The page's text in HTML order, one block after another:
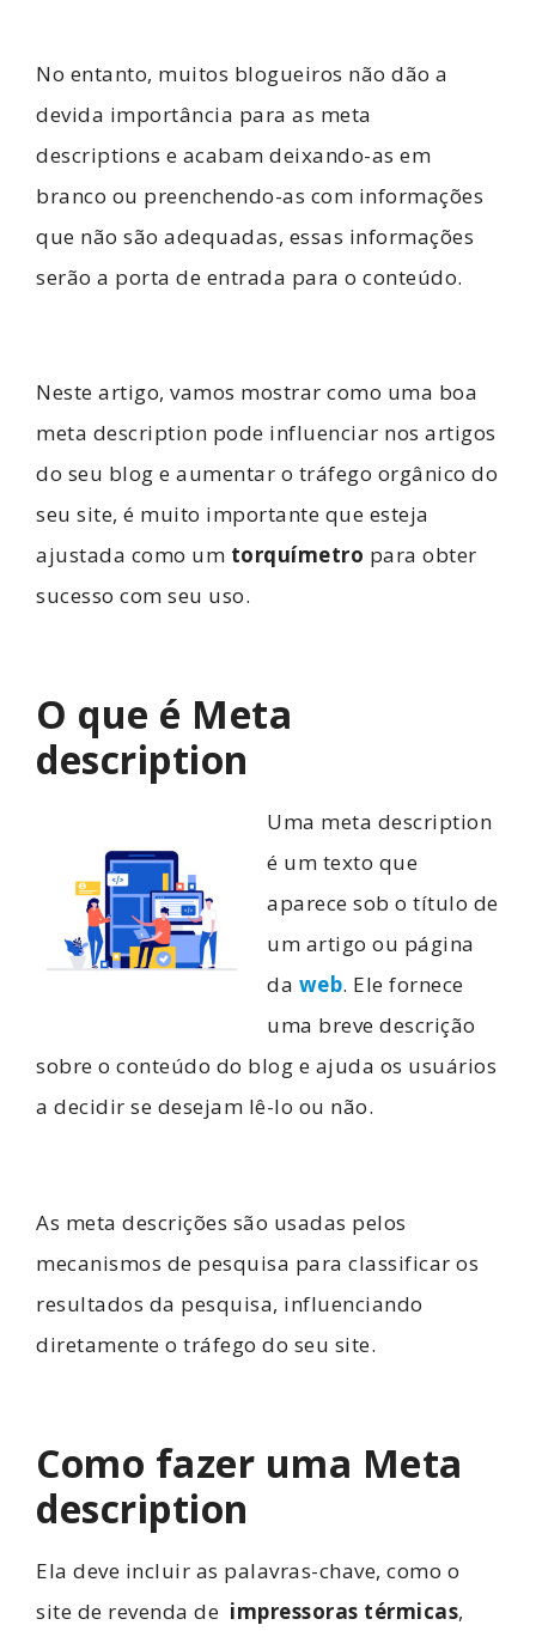
No entanto, muitos blogueiros não dão a
devida importância para as meta
descriptions e acabam deixando-as em
branco ou preenchendo-as com informações
que não são adequadas, essas informações
serão a porta de entrada para o conteúdo.
Neste artigo, vamos mostrar como uma boa
meta description pode influenciar nos artigos
do seu blog e aumentar o tráfego orgânico do
seu site, é muito importante que esteja
ajustada como um torquímetro para obter
sucesso com seu uso.
O que é Meta
description
Uma meta description
é um texto que
aparece sob o título de
um artigo ou página
da web. Ele fornece
uma breve descrição
sobre o conteúdo do blog e ajuda os usuários
a decidir se desejam lê-lo ou não.
As meta descrições são usadas pelos
mecanismos de pesquisa para classificar os
resultados da pesquisa, influenciando
diretamente o tráfego do seu site.
Como fazer uma Meta
description
Ela deve incluir as palavras-chave, como o
site de revenda de impressoras térmicas,